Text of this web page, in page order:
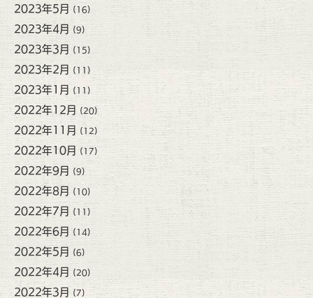
2023年5月 (16)
2023年4月 (9)
2023年3月 (15)
2023年2月 (11)
2023年1月 (11)
2022年12月 (20)
2022年11月 (12)
2022年10月 (17)
2022年9月 (9)
2022年8月 (10)
2022年7月 (11)
2022年6月 (14)
2022年5月 (6)
2022年4月 (20)
2022年3月 (7)